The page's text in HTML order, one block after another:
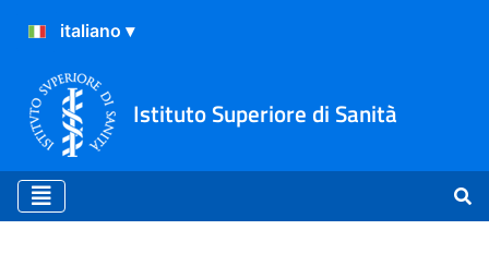
Istituto Superiore di Sanità